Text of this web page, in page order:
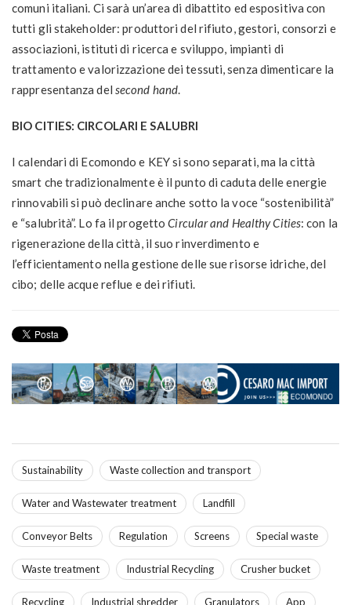
comuni italiani. Ci sarà un’area di dibattito ed espositiva con
tutti gli stakeholder: produttori del rifiuto, gestori, consorzi e
associazioni, istituti di ricerca e sviluppo, impianti di
trattamento e valorizzazione dei tessuti, senza dimenticare la
rappresentanza del second hand.
BIO CITIES: CIRCOLARI E SALUBRI
I calendari di Ecomondo e KEY si sono separati, ma la città
smart che tradizionalmente è il punto di caduta delle energie
rinnovabili si può declinare anche sotto la voce “sostenibilità”
e “salubrità”. Lo fa il progettoCircular and Healthy Cities: con la
rigenerazione della città, il suo rinverdimento e
l’efficientamento nella gestione delle sue risorse idriche, del
cibo; delle acque reflue e dei rifiuti.
Sustainability Waste collection and transport
Water and Wastewater treatment Landfill
Conveyor Belts Regulation Screens Special waste
Waste treatment Industrial Recycling Crusher bucket
Recycling Industrial shredder Granulators App